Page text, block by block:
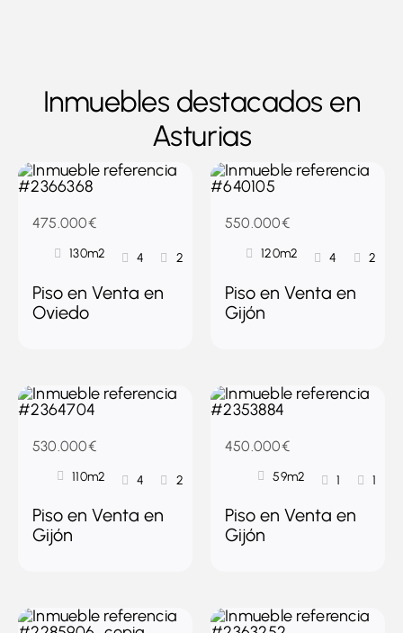
Inmuebles destacados en
Asturias
475.000€
130m2 4 2
Piso en Venta en
Oviedo
550.000€
120m2 4 2
Piso en Venta en
Gijón
530.000€
110m2 4 2
Piso en Venta en
Gijón
450.000€
59m2 1 1
Piso en Venta en
Gijón